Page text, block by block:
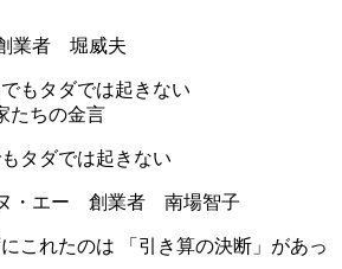
業者 堀威夫
たちの金言
タダでは起きない
・エー 創業者 南場智子